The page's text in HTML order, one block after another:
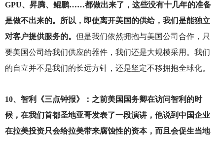
GPU、昇腾、鲲鹏……都做出来了，这些没有十几年的准备
是做不出来的。所以，即使离开美国的供给，我们是能独立
对客户提供服务的。 但是我们依然拥抱与美国公司合作，只
要美国公司给我们供应的器件，我们还是大规模采用。我们
的自立并不是我们的长远方针，还是坚定不移拥抱全球化。
10、智利《三点钟报》：之前美国国务卿在访问智利的时
候，在我们首都圣地亚哥发表了一段演讲，他说到中国企业
在拉美投资只会给拉美带来腐蚀性的资本，而且会促生当地